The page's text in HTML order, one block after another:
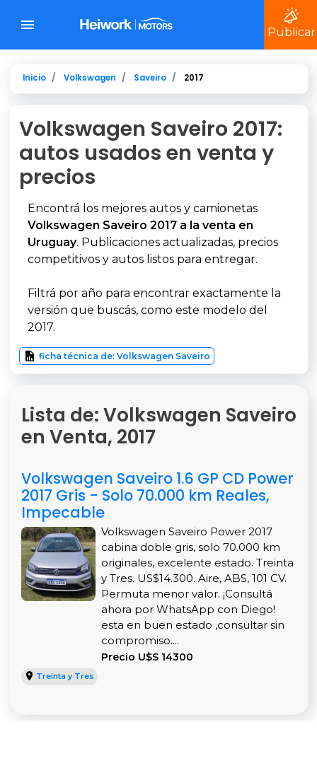
Publicar
Inicio Volkswagen Saveiro 2017
Volkswagen Saveiro 2017:
autos usados en venta y
precios
Encontrá los mejores autos y camionetas
Volkswagen Saveiro 2017 a la venta en
Uruguay. Publicaciones actualizadas, precios
competitivos y autos listos para entregar.
Filtrá por año para encontrar exactamente la
versión que buscás, como este modelo del
2017.
ficha técnica de: Volkswagen Saveiro
Lista de: Volkswagen Saveiro
en Venta, 2017
Volkswagen Saveiro 1.6 GP CD Power
2017 Gris - Solo 70.000 km Reales,
Impecable
Volkswagen Saveiro Power 2017
cabina doble gris, solo 70.000 km
originales, excelente estado. Treinta
y Tres. US$14.300. Aire, ABS, 101 CV.
Permuta menor valor. ¡Consultá
ahora por WhatsApp con Diego!
esta en buen estado ,consultar sin
compromiso....
Precio U$S 14300
Treinta y Tres